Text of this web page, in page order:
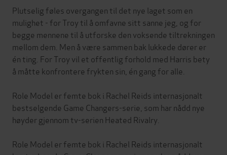
Plutselig føles overgangen til det nye laget som en
mulighet - for Troy til å omfavne sitt sanne jeg, og for
begge mennene til å utforske den voksende tiltrekningen
mellom dem. Men å være sammen bak lukkede dører er
én ting. For Troy vil et offentlig forhold med Harris bety
å måtte konfrontere frykten sin, én gang for alle.
Role Model er femte bok i Rachel Reids internasjonalt
bestselgende Game Changers-serie, som har nådd nye
høyder gjennom tv-serien Heated Rivalry.
Role Model er femte bok i Rachel Reids internasjonalt